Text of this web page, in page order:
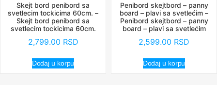
Skejt bord penibord sa
svetlecim tockicima 60cm. –
Skejt bord penibord sa
svetlecim tockicima 60cm.
2,799.00 RSD
Dodaj u korpu
Penibord skejtbord – panny
board – plavi sa svetlećim –
Penibord skejtbord – panny
board – plavi sa svetlećim
2,599.00 RSD
Dodaj u korpu